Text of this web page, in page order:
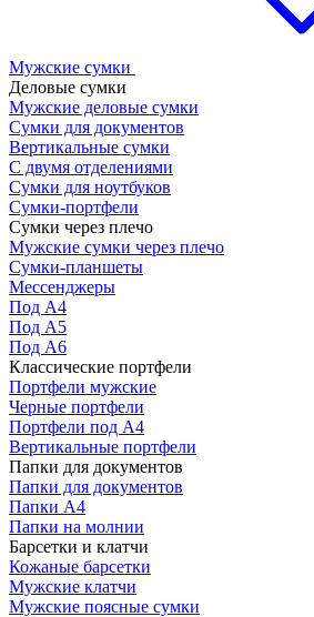
Мужские сумки
Деловые сумки
Мужские деловые сумки
Сумки для документов
Вертикальные сумки
С двумя отделениями
Сумки для ноутбуков
Сумки-портфели
Сумки через плечо
Мужские сумки через плечо
Сумки-планшеты
Мессенджеры
Под А4
Под А5
Под А6
Классические портфели
Портфели мужские
Черные портфели
Портфели под А4
Вертикальные портфели
Папки для документов
Папки для документов
Папки А4
Папки на молнии
Барсетки и клатчи
Кожаные барсетки
Мужские клатчи
Мужские поясные сумки